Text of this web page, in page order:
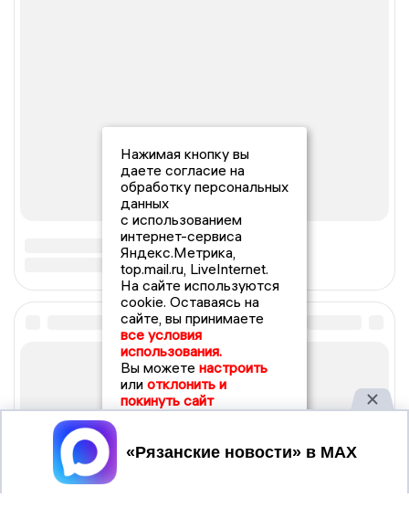
Нажимая кнопку вы
даете согласие на
обработку персональных
данных
с использованием
интернет-сервиса
Яндекс.Метрика,
top.mail.ru, LiveInternet.
На сайте используются
cookie. Оставаясь на
сайте, вы принимаете
все условия
использования.
Вы можете настроить
или отклонить и
покинуть сайт
Принять